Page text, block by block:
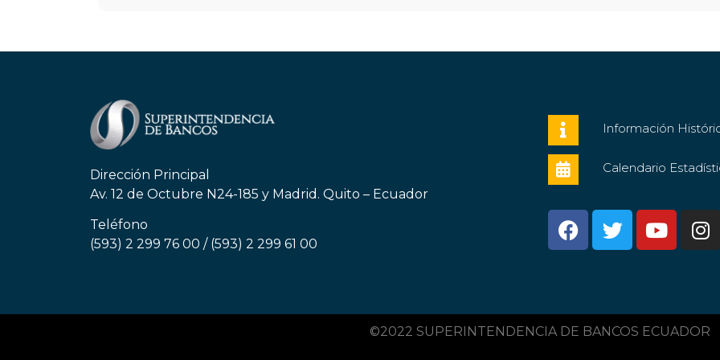
Dirección Principal
Av. 12 de Octubre N24-185 y Madrid. Quito – Ecuador
Teléfono
(593) 2 299 76 00 / (593) 2 299 61 00
Información
Calendario
©2022 SUPERINTENDENCIA DE BANCOS ECUADOR